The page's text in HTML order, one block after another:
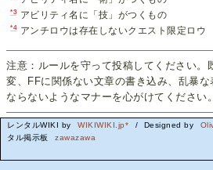
*3 アビリティ名に「技」がつくもの
*4 アンチロウは存在しないクエスト限定ロウ
注意：ルールを守って投稿してください。
変、FFに関係ない文章の書き込み、乱暴な
ならないようなマナーを心がけてください。
レンタルWIKI by WIKIWIKI.jp* / Designed by
タル掲示板
zawazawa